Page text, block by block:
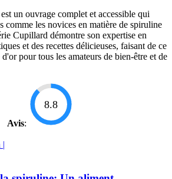
un ouvrage complet et accessible qui
comme les novices en matière de spiruline
Cupillard démontre son expertise en
et des recettes délicieuses, faisant de ce
pour tous les amateurs de bien-être et de
Avis:
8.8
|